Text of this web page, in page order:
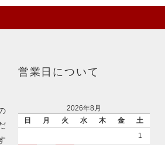
営業日について
2026年8月
日
月 火 水 木 金
土
1